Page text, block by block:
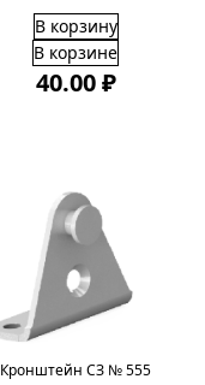
В корзину
В корзине
40.00 ₽
Кронштейн СЗ № 555